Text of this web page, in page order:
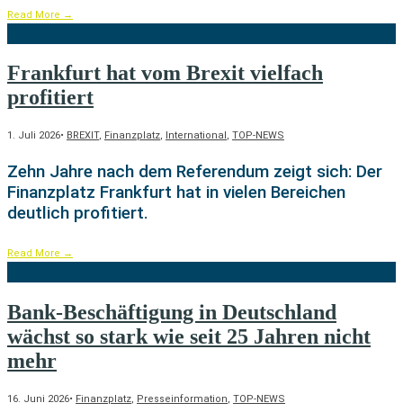
Read More →
Frankfurt hat vom Brexit vielfach
profitiert
1. Juli 2026• BREXIT, Finanzplatz, International , TOP-NEWS
Zehn Jahre nach dem Referendum zeigt sich: Der
Finanzplatz Frankfurt hat in vielen Bereichen
deutlich profitiert.
Read More →
Bank-Beschäftigung in Deutschland
wächst so stark wie seit 25 Jahren nicht
mehr
16. Juni 2026• Finanzplatz, Presseinformation, TOP-NEWS